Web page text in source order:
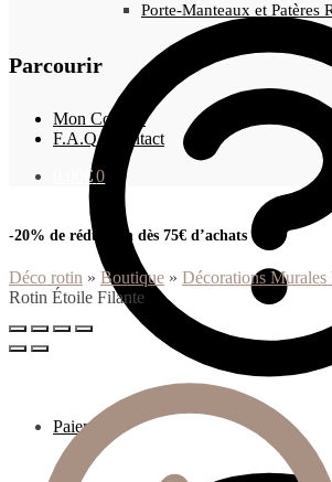
Paiement
Porte-Manteaux et Patères
Parcourir
Mon Compte
F.A.Q / Contact
€ 0
-20% de réduction dès 75€ d’achats
Déco rotin » Boutique » Décorations Murales
Rotin Étoile Filante